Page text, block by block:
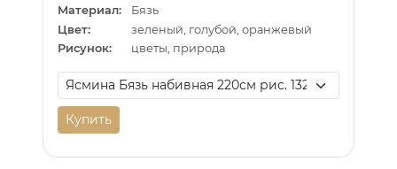
Материал:
Бязь
Цвет:
зеленый, голубой, оранжевый
Рисунок:
цветы, природа
Купить